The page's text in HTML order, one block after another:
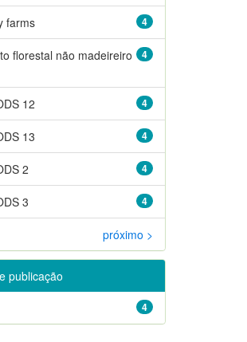
4
farms
4
florestal não madeireiro
4
12
4
13
4
2
4
3
próximo >
publicação
4